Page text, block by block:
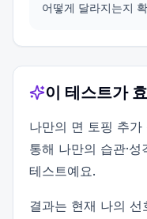
어떻게 달라지는지
이 테스트가
나만의 면 토핑 추
통해 나만의 습관·
테스트예요.
결과는 현재 나의